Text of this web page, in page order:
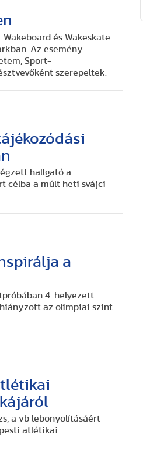
és Wakeskate
Az esemény
Sport-
szerepeltek.
hallgató a
célba a múlt heti svájci
a
4. helyezett
az olimpiai szint
a vb lebonyolításáért
atlétikai